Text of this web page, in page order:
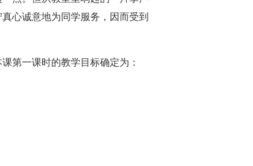
心诚意地为同学服务，因而受到
第一课时的教学目标确定为：